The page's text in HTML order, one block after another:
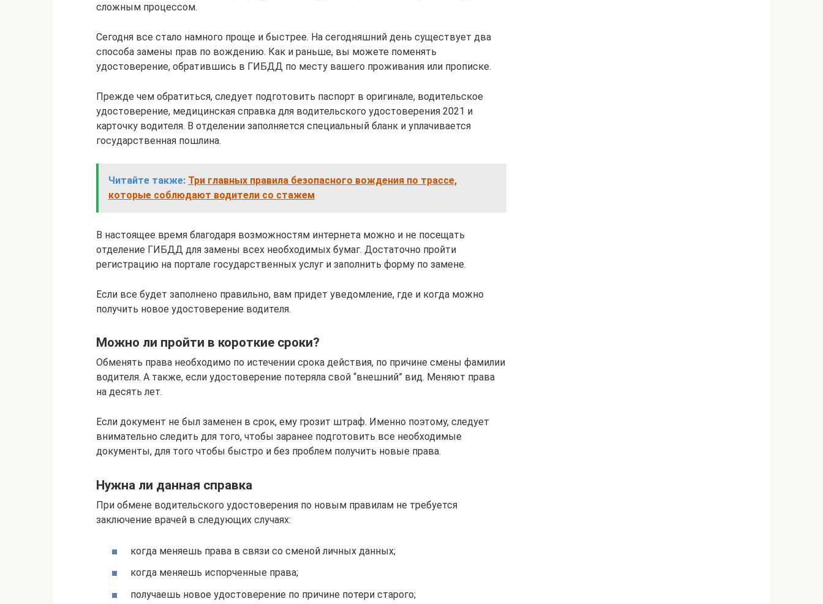
сложным процессом.
Сегодня все стало намного проще и быстрее. На сегодняшний день существует два
способа замены прав по вождению. Как и раньше, вы можете поменять
удостоверение, обратившись в ГИБДД по месту вашего проживания или прописке.
Прежде чем обратиться, следует подготовить паспорт в оригинале, водительское
удостоверение, медицинская справка для водительского удостоверения 2021 и
карточку водителя. В отделении заполняется специальный бланк и уплачивается
государственная пошлина.
Читайте также: Три главных правила безопасного вождения по трассе,
которые соблюдают водители со стажем
В настоящее время благодаря возможностям интернета можно и не посещать
отделение ГИБДД для замены всех необходимых бумаг. Достаточно пройти
регистрацию на портале государственных услуг и заполнить форму по замене.
Если все будет заполнено правильно, вам придет уведомление, где и когда можно
получить новое удостоверение водителя.
Можно ли пройти в короткие сроки?
Обменять права необходимо по истечении срока действия, по причине смены фамилии
водителя. А также, если удостоверение потеряла свой “внешний” вид. Меняют права
на десять лет.
Если документ не был заменен в срок, ему грозит штраф. Именно поэтому, следует
внимательно следить для того, чтобы заранее подготовить все необходимые
документы, для того чтобы быстро и без проблем получить новые права.
Нужна ли данная справка
При обмене водительского удостоверения по новым правилам не требуется
заключение врачей в следующих случаях:
когда меняешь права в связи со сменой личных данных;
когда меняешь испорченные права;
получаешь новое удостоверение по причине потери старого;